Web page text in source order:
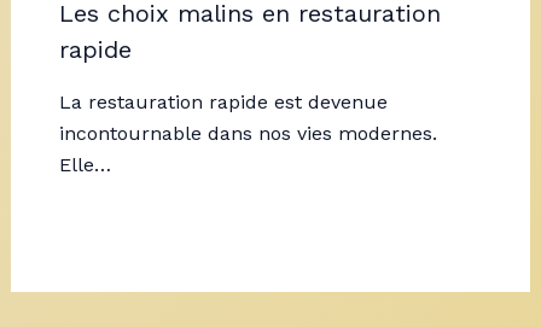
Les choix malins en restauration
rapide
La restauration rapide est devenue
incontournable dans nos vies modernes.
Elle…